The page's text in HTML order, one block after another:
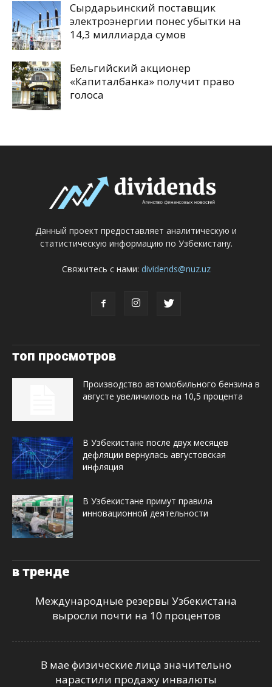
Сырдарьинский поставщик
электроэнергии понес убытки на
14,3 миллиарда сумов
Бельгийский акционер
«Капиталбанка» получит право
голоса
Данный проект предоставляет аналитическую и
статистическую информацию по Узбекистану.
Свяжитесь с нами: dividends@nuz.uz
топ просмотров
Производство автомобильного бензина в
августе увеличилось на 10,5 процента
В Узбекистане после двух месяцев
дефляции вернулась августовская
инфляция
В Узбекистане примут правила
инновационной деятельности
в тренде
Международные резервы Узбекистана
выросли почти на 10 процентов
В мае физические лица значительно
нарастили продажу инвалюты